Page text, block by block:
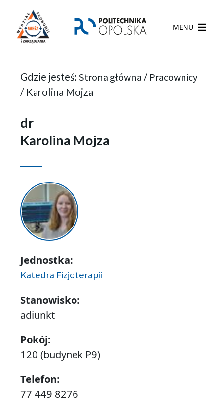
MENU
Gdzie jesteś: Strona główna / Pracownicy
/ Karolina Mojza
dr
Karolina Mojza
Jednostka:
Katedra Fizjoterapii
Stanowisko:
adiunkt
Pokój:
120 (budynek P9)
Telefon:
77 449 8276